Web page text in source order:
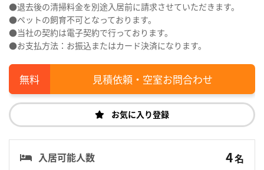
●退去後の清掃料金を別途入居前に請求させていただきます。
●ペットの飼育不可となっております。
●当社の契約は電子契約で行っております。
●お支払方法：お振込またはカード決済になります。
見積依頼・空室お問合わせ
お気に入り登録
入居可能人数 4名